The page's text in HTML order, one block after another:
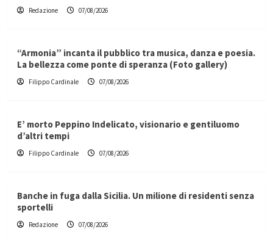
Redazione 07/08/2026
“Armonia” incanta il pubblico tra musica, danza e poesia.
La bellezza come ponte di speranza (Foto gallery)
Filippo Cardinale 07/08/2026
E’ morto Peppino Indelicato, visionario e gentiluomo
d’altri tempi
Filippo Cardinale 07/08/2026
Banche in fuga dalla Sicilia. Un milione di residenti senza
sportelli
Redazione 07/08/2026